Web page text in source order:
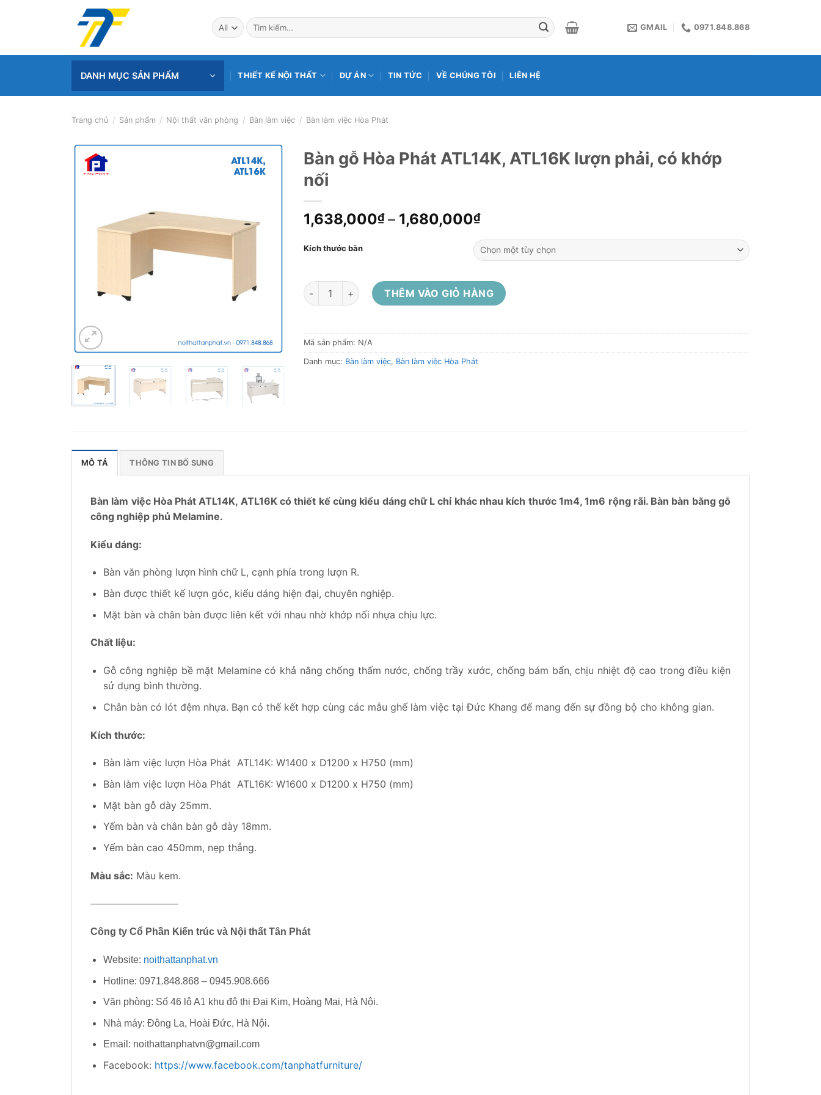
Tìm
kiếm:
GMAIL 0971.848.868
DANH MỤC SẢN PHẨM THIẾT KẾ NỘI THẤT DỰ ÁN TIN TỨC VỀ CHÚNG TÔI LIÊN HỆ
Trang chủ / Sản phẩm / Nội thất văn phòng / Bàn làm việc / Bàn làm việc Hòa Phát
Bàn gỗ Hòa Phát ATL14K, ATL16K lượn phải, có khớp
nối
1,638,000₫– 1,680,000₫
Kích thước bàn
Bàn gỗ Hòa Phát ATL14K, ATL16K lượn phải, có khớp nối số lượng
THÊM VÀO GIỎ HÀNG
Mã sản phẩm: N/A
Danh mục: Bàn làm việc, Bàn làm việc Hòa Phát
MÔ TẢ THÔNG TIN BỔ SUNG
Bàn làm việc Hòa Phát ATL14K, ATL16K có thiết kế cùng kiểu dáng chữ L chỉ khác nhau kích thước 1m4, 1m6 rộng rãi. Bàn bàn bằng gỗ
công nghiệp phủ Melamine.
Kiểu dáng:
Bàn văn phòng lượn hình chữ L, cạnh phía trong lượn R.
Bàn được thiết kế lượn góc, kiểu dáng hiện đại, chuyên nghiệp.
Mặt bàn và chân bàn được liên kết với nhau nhờ khớp nối nhựa chịu lực.
Chất liệu:
Gỗ công nghiệp bề mặt Melamine có khả năng chống thấm nước, chống trầy xước, chống bám bẩn, chịu nhiệt độ cao trong điều kiện
sử dụng bình thường.
Chân bàn có lót đệm nhựa. Bạn có thế kết hợp cùng các mẫu ghế làm việc tại Đức Khang để mang đến sự đồng bộ cho không gian.
Kích thước:
Bàn làm việc lượn Hòa Phát ATL14K: W1400 x D1200 x H750 (mm)
Bàn làm việc lượn Hòa Phát ATL16K: W1600 x D1200 x H750 (mm)
Mặt bàn gỗ dày 25mm.
Yếm bàn và chân bàn gỗ dày 18mm.
Yếm bàn cao 450mm, nẹp thẳng.
Màu sắc: Màu kem.
—————————
Công ty Cổ Phần Kiến trúc và Nội thất Tân Phát
Website: noithattanphat.vn
Hotline: 0971.848.868 – 0945.908.666
Văn phòng: Số 46 lô A1 khu đô thị Đại Kim, Hoàng Mai, Hà Nội.
Nhà máy: Đông La, Hoài Đức, Hà Nội.
Email: noithattanphatvn@gmail.com
Facebook: https://www.facebook.com/tanphatfurniture/